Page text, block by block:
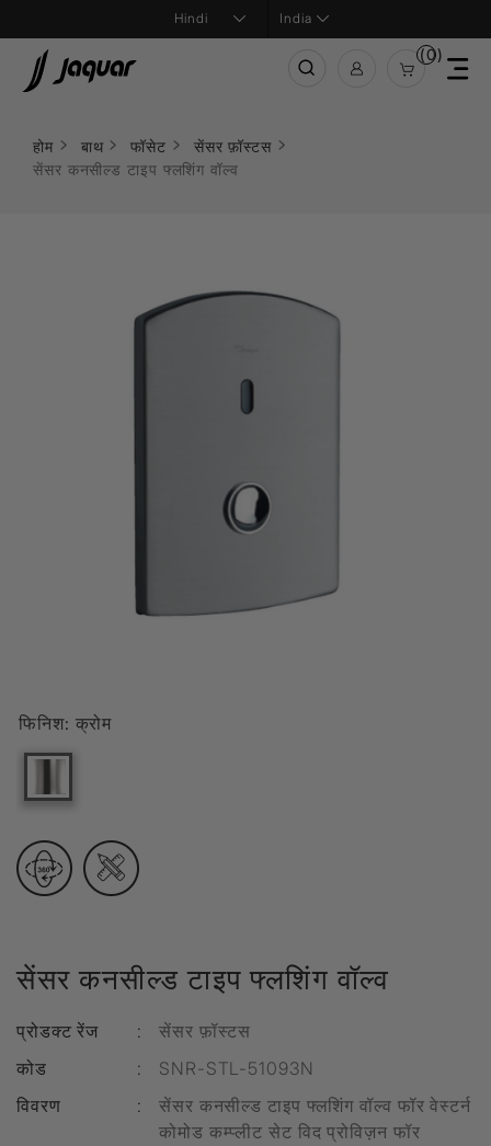
India
(0)
होम बाथ फॉसेट
सेंसर फ़ॉस्टस
सेंसर कनसील्ड टाइप फ्लशिंग वॉल्व
सेंसर कनसील्ड टाइप फ्लशिंग वॉल्व
प्रोडक्ट रेंज :
सेंसर फ़ॉस्टस
कोड
:
SNR-STL-51093N
विवरण
:
सेंसर कनसील्ड टाइप फ्लशिंग वॉल्व फॉर वेस्टर्न
कोमोड कम्प्लीट सेट विद प्रोविज़न फॉर
फिनिश: क्रोम